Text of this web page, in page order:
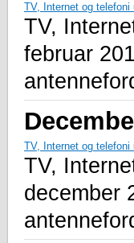
TV, Internet og
TV,
februar
TV, Internet og
TV,
december